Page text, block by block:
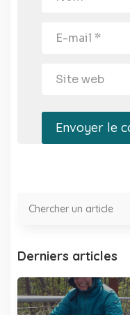
Envoyer le
Derniers articles